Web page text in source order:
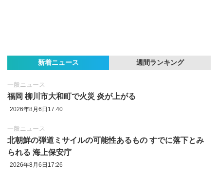
新着ニュース 週間ランキング
一般ニュース
福岡 柳川市大和町で火災 炎が上がる
2026年8月6日17:40
一般ニュース
北朝鮮の弾道ミサイルの可能性あるもの すでに落下とみ
られる 海上保安庁
2026年8月6日17:26